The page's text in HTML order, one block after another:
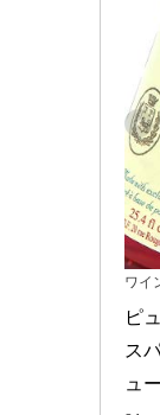
ワイ
ピ
ス
ュ